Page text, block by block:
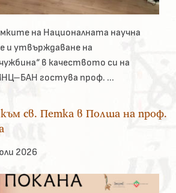
на Националната научна
и утвърждаване на
в качеството си на
гостува проф. ...
св. Петка в Полша на проф.
2026